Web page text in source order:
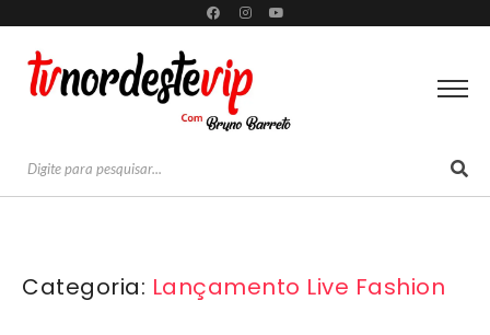
Categoria: Lançamento Live Fashion